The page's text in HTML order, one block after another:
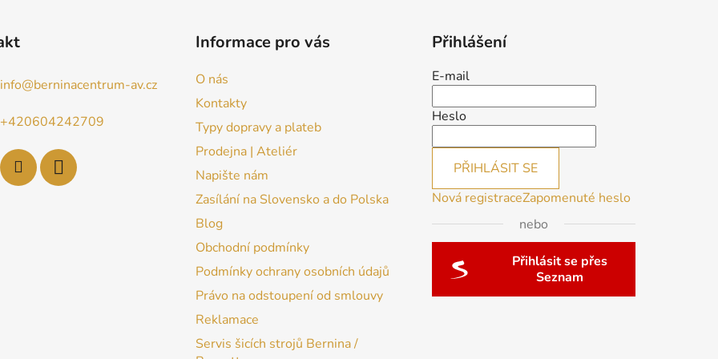
info@berninacentrum-av.cz
+420604242709
Informace pro vás
O nás
Kontakty
Typy dopravy a plateb
Prodejna | Ateliér
Napište nám
Zasílání na Slovensko a do Polska
Blog
Obchodní podmínky
Podmínky ochrany osobních údajů
Právo na odstoupení od smlouvy
Reklamace
Servis šicích strojů Bernina /
Přihlášení
E-mail
Heslo
PŘIHLÁSIT SE
Nová registraceZapomenuté heslo
nebo
Přihlásit se přes
Seznam